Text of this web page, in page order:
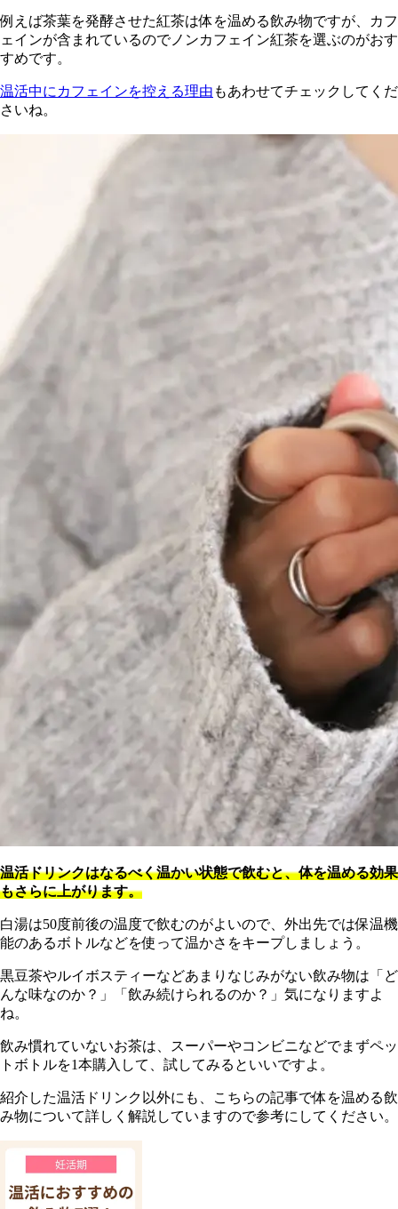
例えば茶葉を発酵させた紅茶は体を温める飲み物ですが、カフ
ェインが含まれているのでノンカフェイン紅茶を選ぶのがおす
すめです。
温活中にカフェインを控える理由 もあわせてチェックしてくだ
さいね。
温活ドリンクはなるべく温かい状態で飲むと、体を温める効果
もさらに上がります。
白湯は50度前後の温度で飲むのがよいので、外出先では保温機
能のあるボトルなどを使って温かさをキープしましょう。
黒豆茶やルイボスティーなどあまりなじみがない飲み物は「ど
んな味なのか？」「飲み続けられるのか？」気になりますよ
ね。
飲み慣れていないお茶は、スーパーやコンビニなどでまずペッ
トボトルを1本購入して、試してみるといいですよ。
紹介した温活ドリンク以外にも、こちらの記事で体を温める飲
み物について詳しく解説していますので参考にしてください。